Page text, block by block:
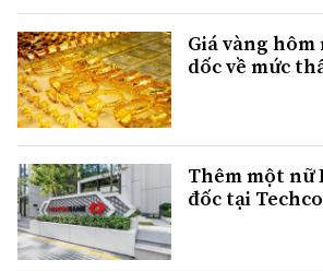
Giá vàng hôm
dốc về mức
Thêm một nữ
đốc tại